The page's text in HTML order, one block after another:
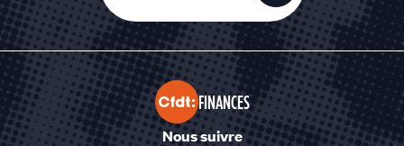
FINANCES
Nous suivre